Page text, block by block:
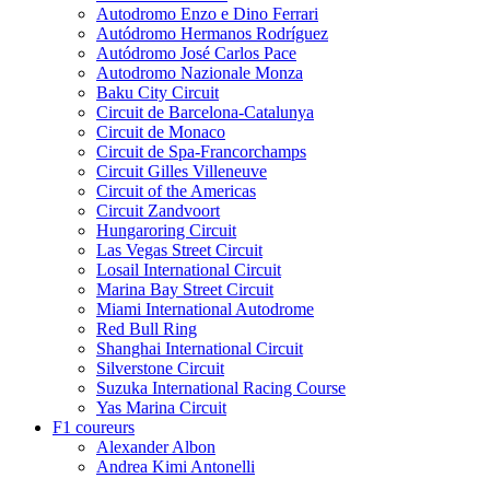
Autodromo Enzo e Dino Ferrari
Autódromo Hermanos Rodríguez
Autódromo José Carlos Pace
Autodromo Nazionale Monza
Baku City Circuit
Circuit de Barcelona-Catalunya
Circuit de Monaco
Circuit de Spa-Francorchamps
Circuit Gilles Villeneuve
Circuit of the Americas
Circuit Zandvoort
Hungaroring Circuit
Las Vegas Street Circuit
Losail International Circuit
Marina Bay Street Circuit
Miami International Autodrome
Red Bull Ring
Shanghai International Circuit
Silverstone Circuit
Suzuka International Racing Course
Yas Marina Circuit
F1 coureurs
Alexander Albon
Andrea Kimi Antonelli